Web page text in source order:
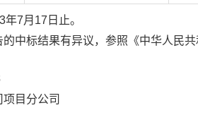
年7月 17 日止。
中标结果有异议，参照《中华人民
目分公司